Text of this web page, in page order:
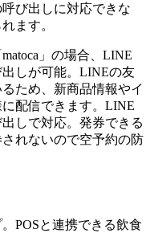
び出しに対応できな
ます。
」の場合、LINE
しが可能。LINEの友
ため、新商品情報やイ
配信できます。LINE
しで対応。発券できる
れないので空予約の防
POSと連携できる飲食